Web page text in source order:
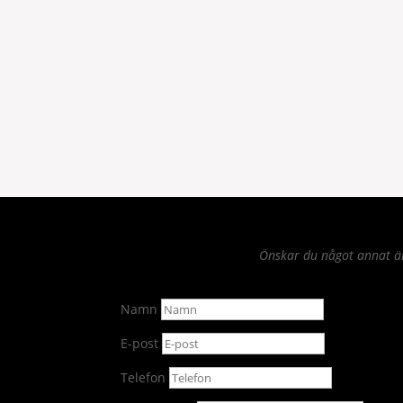
Önskar du något annat
Namn
E-post
Telefon